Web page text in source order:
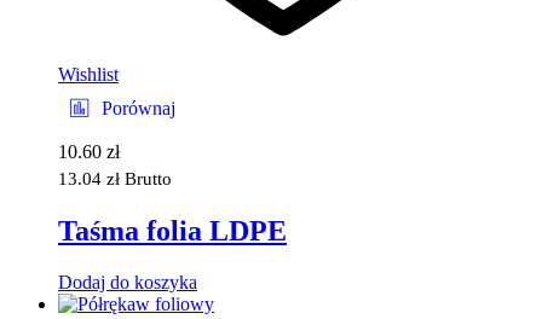
Wishlist
Porównaj
10.60 zł
13.04 zł Brutto
Taśma folia LDPE
Dodaj do koszyka